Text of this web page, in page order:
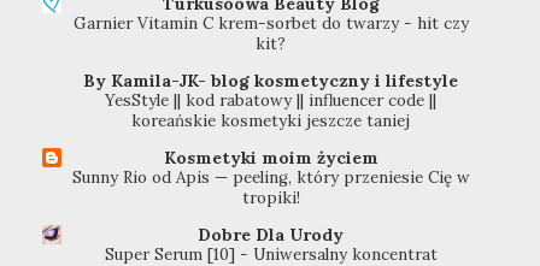
Garnier Vitamin C krem-sorbet do twarzy - hit czy
kit?
By Kamila-JK- blog kosmetyczny i lifestyle
YesStyle || kod rabatowy || influencer code ||
koreańskie kosmetyki jeszcze taniej
Kosmetyki moim życiem
Sunny Rio od Apis — peeling, który przeniesie Cię w
tropiki!
Dobre Dla Urody
Super Serum [10] - Uniwersalny koncentrat